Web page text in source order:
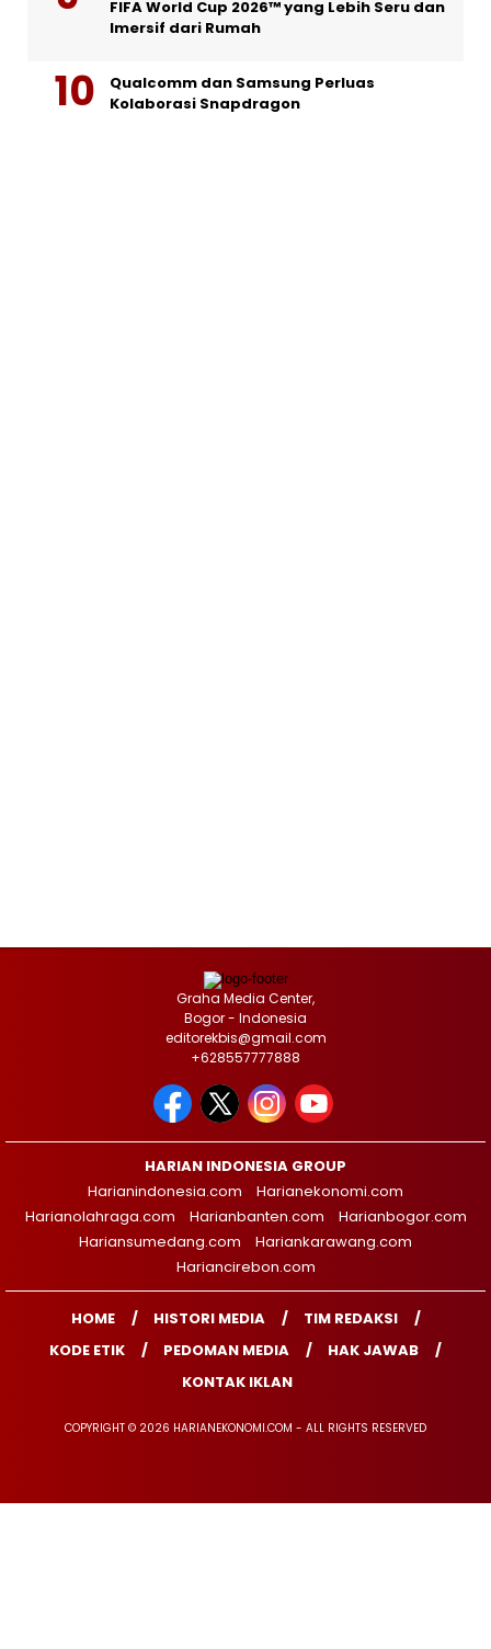
FIFA World Cup 2026™ yang Lebih Seru dan
Imersif dari Rumah
Qualcomm dan Samsung Perluas
Kolaborasi Snapdragon
Graha Media Center,
Bogor - Indonesia
editorekbis@gmail.com
+628557777888
HARIAN INDONESIA GROUP
Harianindonesia.com
Harianekonomi.com
Harianolahraga.com
Harianbanten.com
Harianbogor.com
Hariansumedang.com
Hariankarawang.com
Hariancirebon.com
HOME HISTORI MEDIA
TIM REDAKSI
KODE ETIK
PEDOMAN MEDIA
HAK JAWAB
KONTAK IKLAN
COPYRIGHT © 2026 HARIANEKONOMI.COM - ALL RIGHTS RESERVED